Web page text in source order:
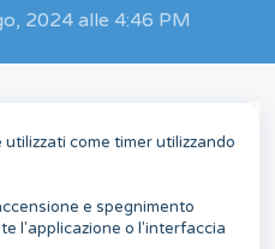
2024 alle 4:46 PM
come timer utilizzando
e spegnimento
l'applicazione o l'interfaccia